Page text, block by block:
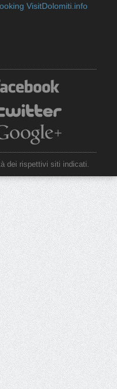
VisitDolomiti.info
dei rispettivi siti indicati.